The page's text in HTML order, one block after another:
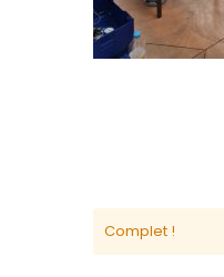
Complet !